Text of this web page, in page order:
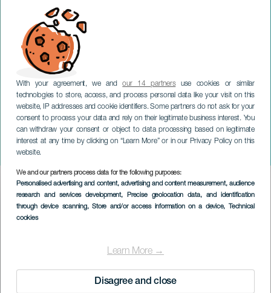
With your agreement, we andour 14 partnersuse cookies or similar
technologies to store, access, and process personal data like your visit on this
website, IP addresses and cookie identifiers. Some partners do not ask for your
consent to process your data and rely on their legitimate business interest. You
can withdraw your consent or object to data processing based on legitimate
interest at any time by clicking on “Learn More” or in our Privacy Policy on this
website.
We and our partners process data for the following purposes:
Personalised advertising and content, advertising and content measurement, audience
research and services development, Precise geolocation data, and identification
through device scanning, Store and/or access information on a device, Technical
cookies
Learn More →
Disagree and close
Vertical Hermano Pedro
TENERIFE
Imagen
Listado